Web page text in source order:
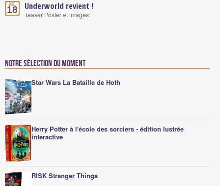
Juil.
18 Underworld revient !
Teaser Poster et images
Notre sélection du moment
Star Wars La Bataille de Hoth
Herry Potter à l'école des sorciers - édition lustrée
interactive
RISK Stranger Things